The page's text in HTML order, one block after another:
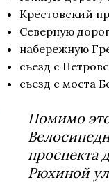
Крестовский
Северную
набережную
съезд с
съезд с моста
Помимо
проспекта
Рюхиной